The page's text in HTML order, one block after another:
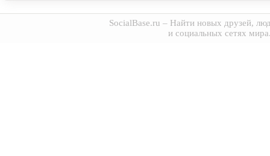
SocialBase.ru – Найти новых друзей,
и социальных сетях